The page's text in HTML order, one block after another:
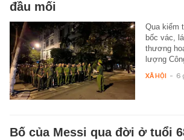
đầu mối
Qua kiểm
bốc vác,
thương
lượng
XÃ HỘI - 6
Bố của Messi qua đời ở tuổi